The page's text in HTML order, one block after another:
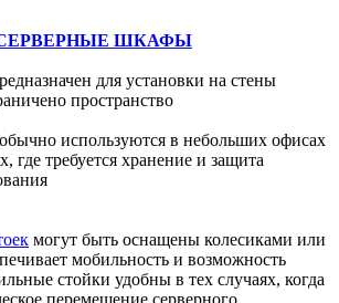
ШКАФЫ
для установки на стены
пространство
используются в небольших офисах
где требуется хранение и защита
могут быть оснащены колесиками или
мобильность и возможность
стойки удобны в тех случаях, когда
перемещение серверного